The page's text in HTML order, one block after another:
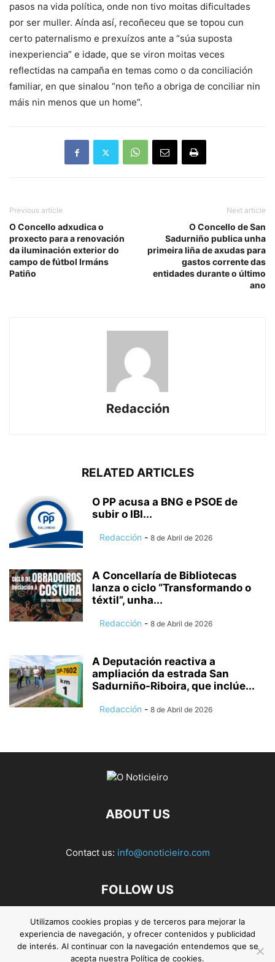
pasos na vida política, onde non tivo moitas dificultades
por ser muller. Aínda así, recoñeceu que se topou cun
certo paternalismo e prexuízos ante a “súa suposta
inexperiencia” e idade, que se viron moitas veces
reflectidas na campaña en temas como o da conciliación
familiar, en que sinalou “non teño a obriga de conciliar nin
máis nin menos que un home”.
Previous article
O Concello adxudica o
proxecto para a renovación
da iluminación exterior do
campo de fútbol Irmáns
Patiño
Next article
O Concello de San
Sadurniño publica unha
primeira liña de axudas para
gastos corrente das
entidades durante o último
ano
Redacción
RELATED ARTICLES
O PP acusa a BNG e PSOE de
subir o IBI...
Redacción - 8 de Abril de 2026
A Concellaría de Bibliotecas
lanza o ciclo “Transformando o
téxtil”, unha...
Redacción - 8 de Abril de 2026
A Deputación reactiva a
ampliación da estrada San
Sadurniño-Riboira, que inclúe...
Redacción - 8 de Abril de 2026
ABOUT US
Contact us: info@onoticieiro.com
FOLLOW US
Utilizamos cookies propias y de terceros para mejorar la
experiencia de navegación, y ofrecer contenidos y publicidad
de interés. Al continuar con la navegación entendemos que se
acepta nuestra Política de cookies.